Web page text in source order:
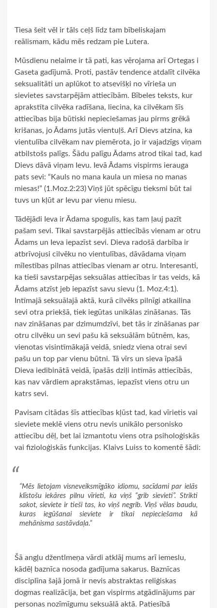
Tiesa šeit vēl ir tāls ceļš līdz tam bībeliskajam
reālismam, kādu mēs redzam pie Lutera.
Mūsdienu nelaime ir tā pati, kas vērojama arī Ortegas i
Gaseta gadījumā. Proti, pastāv tendence atdalīt cilvēka
seksualitāti un aplūkot to atsevišķi no vīrieša un
sievietes savstarpējām attiecībām. Bībeles teksts, kur
aprakstīta cilvēka radīšana, liecina, ka cilvēkam šīs
attiecības bija būtiski nepieciešamas jau pirms grēkā
krišanas, jo Ādams jutās vientuļš. Arī Dievs atzina, ka
vientulība cilvēkam nav piemērota, jo ir vajadzīgs viņam
atbilstošs palīgs. Šādu palīgu Ādams atrod tikai tad, kad
Dievs dāvā viņam Ievu. Ievā Ādams vispirms ierauga
pats sevi: “Kauls no mana kaula un miesa no manas
miesas!” (1.Moz.2:23) Viņš jūt spēcīgu tieksmi būt tai
tuvs un kļūt ar Ievu par vienu miesu.
Tādējādi Ieva ir Ādama spogulis, kas tam ļauj pazīt
pašam sevi. Tikai savstarpējās attiecībās vienam ar otru
Ādams un Ieva iepazīst sevi. Dieva radošā darbība ir
atbrīvojusi cilvēku no vientulības, dāvādama viņam
mīlestības pilnas attiecības vienam ar otru. Interesanti,
ka tieši savstarpējas seksuālas attiecības ir tas veids, kā
Ādams atzīst jeb iepazīst savu sievu (1. Moz.4:1).
Intīmajā seksuālajā aktā, kurā cilvēks pilnīgi atkailina
sevi otra priekšā, tiek iegūtas unikālas zināšanas. Tās
nav zināšanas par dzimumdzīvi, bet tās ir zināšanas par
otru cilvēku un sevi pašu kā seksuālām būtnēm, kas,
vienotas visintīmākajā veidā, sniedz viena otrai sevi
pašu un top par vienu būtni. Tā vīrs un sieva īpašā
Dieva iedibinātā veidā, īpašās dziļi intīmās attiecībās,
kas nav vārdiem aprakstāmas, iepazīst viens otru un
katrs sevi.
Pavisam citādas šīs attiecības kļūst tad, kad vīrietis vai
sieviete meklē viens otru nevis unikālo personisko
attiecību dēļ, bet lai izmantotu viens otra psiholoģiskās
vai fizioloģiskās funkcijas. Klaivs Luiss to komentē šādi:
“Mēs lietojam visneveiksmīgāko idiomu, sacīdami par ielās
klīstošu iekāres pilnu vīrieti, ka viņš “grib sievieti”. Strikti
sakot, sieviete ir tieši tas, ko viņš negrib. Viņš vēlas baudu,
kuras iegūšanai sieviete ir tikai nepieciešama kā
mehānisma sastāvdaļa.”
Šā angļu džentlmeņa vārdi atklāj mums arī iemeslu,
kādēļ baznīca nosoda gadījuma sakarus. Baznīcas
disciplīna šajā jomā ir nevis abstraktas reliģiskas
dogmas realizācija, bet gan vispirms atgādinājums par
personas nozīmīgumu seksuālā aktā. Patiesībā